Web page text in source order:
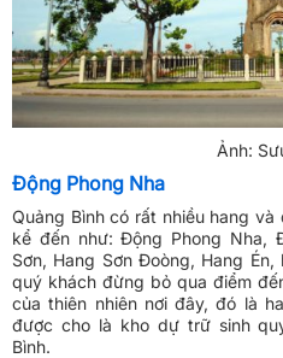
Ảnh:
Động Phong Nha
Quảng Bình có rất nhiều hang
kể đến như: Động Phong Nha,
Sơn, Hang Sơn Đoòng, Hang
quý khách đừng bỏ qua điểm
của thiên nhiên nơi đây, đó là
được cho là kho dự trữ sinh
Bình.